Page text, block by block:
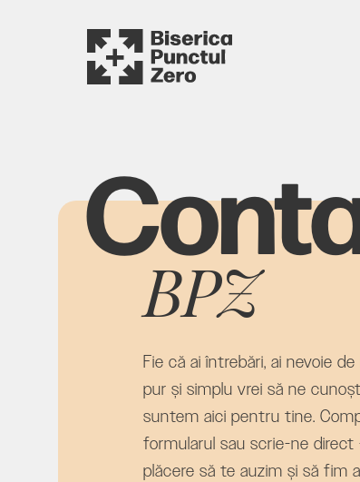
BPZ
Fie că ai întrebări, ai nevoie
pur și simplu vrei să ne
suntem aici pentru tine.
formularul sau scrie-ne
plăcere să te auzim și să fim